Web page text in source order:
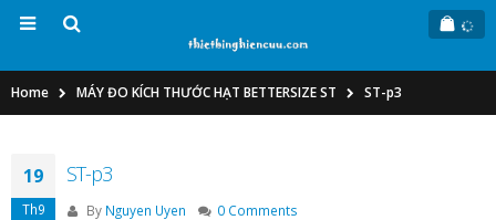
Home MÁY ĐO KÍCH THƯỚC HẠT BETTERSIZE ST ST-p3
19
Th9
ST-p3
By Nguyen Uyen 0 Comments